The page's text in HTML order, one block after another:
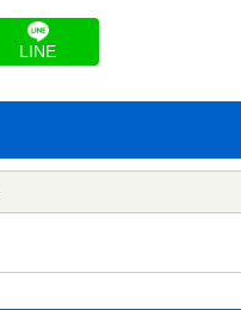
LINE